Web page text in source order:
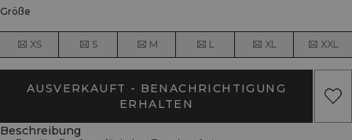
Größe
XS S M L XL XXL
AUSVERKAUFT - BENACHRICHTIGUNG
ERHALTEN
Beschreibung